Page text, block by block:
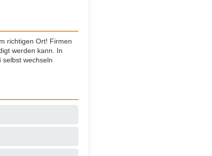
richtigen Ort! Firmen
werden kann. In
selbst wechseln